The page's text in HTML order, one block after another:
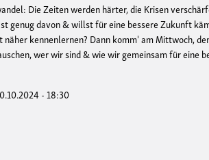
Die Zeiten werden härter, die Krisen
genug davon & willst für eine bessere Zukunft
kennenlernen? Dann komm' am Mittwoch,
wer wir sind & wie wir gemeinsam für eine
- 18:30